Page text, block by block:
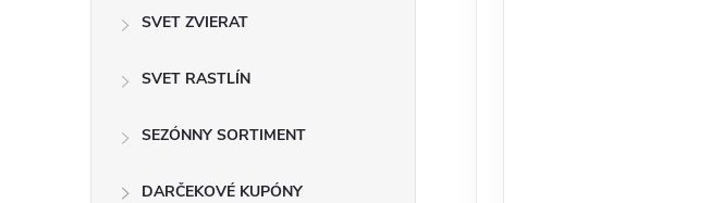
SVET ZVIERAT
SVET RASTLÍN
SEZÓNNY SORTIMENT
DARČEKOVÉ KUPÓNY